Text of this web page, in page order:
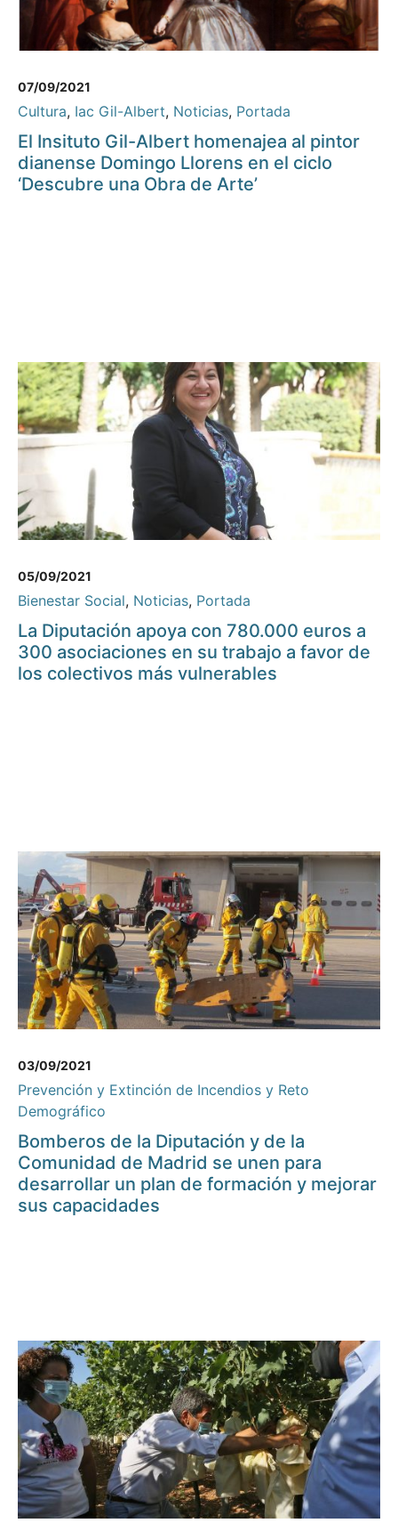
07/09/2021
Cultura, Iac Gil-Albert, Noticias, Portada
El Insituto Gil-Albert homenajea al pintor
dianense Domingo Llorens en el ciclo
‘Descubre una Obra de Arte’
05/09/2021
Bienestar Social, Noticias, Portada
La Diputación apoya con 780.000 euros a
300 asociaciones en su trabajo a favor de
los colectivos más vulnerables
03/09/2021
Prevención y Extinción de Incendios y Reto
Demográfico
Bomberos de la Diputación y de la
Comunidad de Madrid se unen para
desarrollar un plan de formación y mejorar
sus capacidades